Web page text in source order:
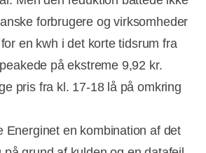
forbrugere og virksomheder
en kwh i det korte tidsrum fra
på ekstreme 9,92 kr.
pris fra kl. 17-18 lå på omkring
Energinet en kombination af det